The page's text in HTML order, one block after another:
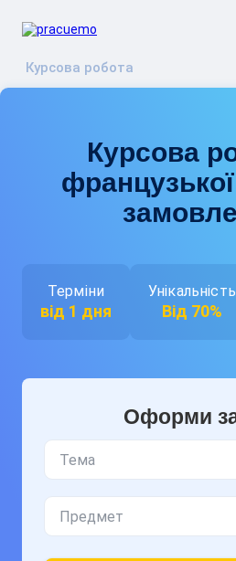
Курсова робота
Курсова
Терміни
від 1 дня
Унікальність
Від 70%
Оформи